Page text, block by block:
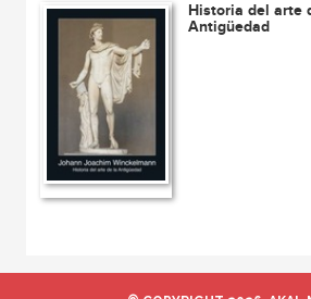
Historia del arte
Antigüedad